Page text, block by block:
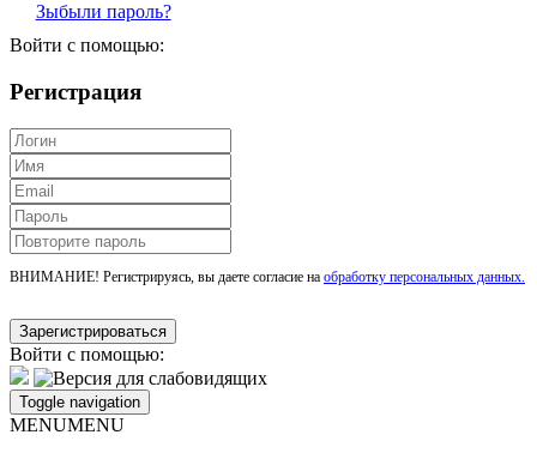
Зыбыли пароль?
Войти с помощью:
Регистрация
ВНИМАНИЕ! Регистрируясь, вы даете согласие на обработку персональных данных.
Войти с помощью:
Toggle navigation
MENUMENU